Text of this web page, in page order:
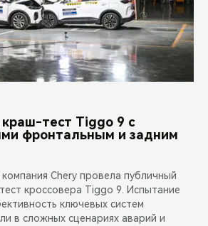
тест Tiggo 9 с
фронтальным и задним
Chery провела публичный
кроссовера Tiggo 9. Испытание
ключевых систем
в сложных сценариях аварий и